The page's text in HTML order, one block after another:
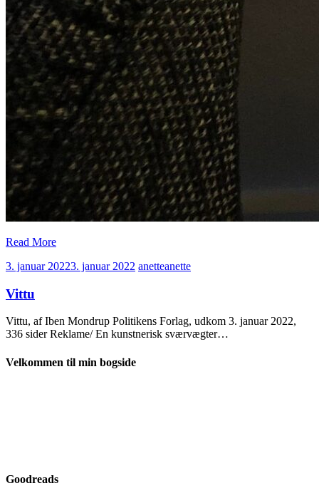
Read More
3. januar 20223. januar 2022 anetteanette
Vittu
Vittu, af Iben Mondrup Politikens Forlag, udkom 3. januar 2022,
336 sider Reklame/ En kunstnerisk sværvægter…
Velkommen til min bogside
Goodreads